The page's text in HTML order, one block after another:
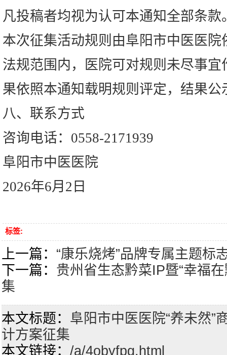
凡投稿者均视为认可本通知全部条款
本次征集活动规则由阜阳市中医医
法规范围内，医院可对规则未尽事
果依照本通知载明规则评定，结果公
八、联系方式
咨询电话：0558-2171939
阜阳市中医医院
2026年6月2日
标签:
上一篇： “康乐烧烤”品牌专属主题标
下一篇： 贵州省生态黔菜IP暨“幸福
集
本文标题： 阜阳市中医医院“养未然”
计方案征集
本文链接： /a/4obyfpg.html